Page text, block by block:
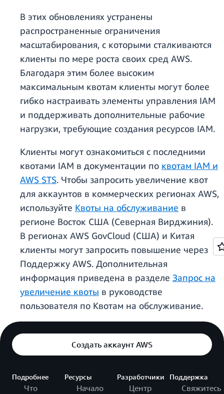
В этих обновлениях устранены
распространенные ограничения
масштабирования, с которыми сталкиваются
клиенты по мере роста своих сред AWS.
Благодаря этим более высоким
максимальным квотам клиенты могут более
гибко настраивать элементы управления IAM
и поддерживать дополнительные рабочие
нагрузки, требующие создания ресурсов IAM.
Клиенты могут ознакомиться с последними
квотами IAM в документации по квотам IAM и
AWS STS. Чтобы запросить увеличение квот
для аккаунтов в коммерческих регионах AWS,
используйте Квоты на обслуживание в
регионе Восток США (Северная Вирджиния).
В регионах AWS GovCloud (США) и Китая
клиенты могут запросить повышение через
Поддержку AWS. Дополнительная
информация приведена в разделе Запрос на
увеличение квоты в руководстве
пользователя по Квотам на обслуживание.
Создать аккаунт AWS
Подробнее
Что
Ресурсы
Начало
Разработчики
Центр
Поддержка
Свяжитесь